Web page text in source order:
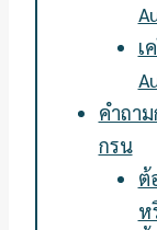
เ
คำถา
กรน
ต้
ห